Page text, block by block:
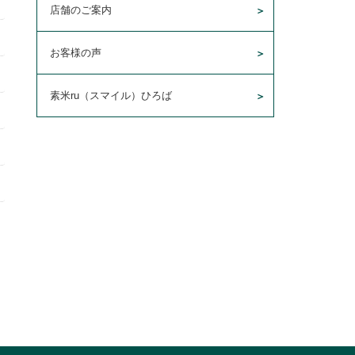
店舗のご案内
お客様の声
素米ru（スマイル）ひろば